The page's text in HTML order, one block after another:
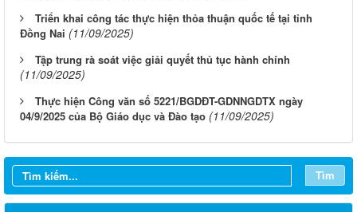
Triển khai công tác thực hiện thỏa thuận quốc tế tại tỉnh
Đồng Nai (11/09/2025)
Tập trung rà soát việc giải quyết thủ tục hành chính
(11/09/2025)
Thực hiện Công văn số 5221/BGDĐT-GDNNGDTX ngày
04/9/2025 của Bộ Giáo dục và Đào tạo (11/09/2025)
Tìm
Từ ngày 03/8/2026 đến ngày 09/8/2026
Từ ngày 27/7/2026 đến ngày 02/8/2026
Từ ngày 20/7/2026 đến ngày 26/7/2026